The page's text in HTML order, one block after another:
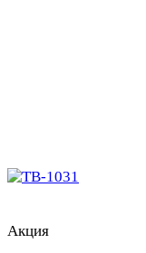
Акция